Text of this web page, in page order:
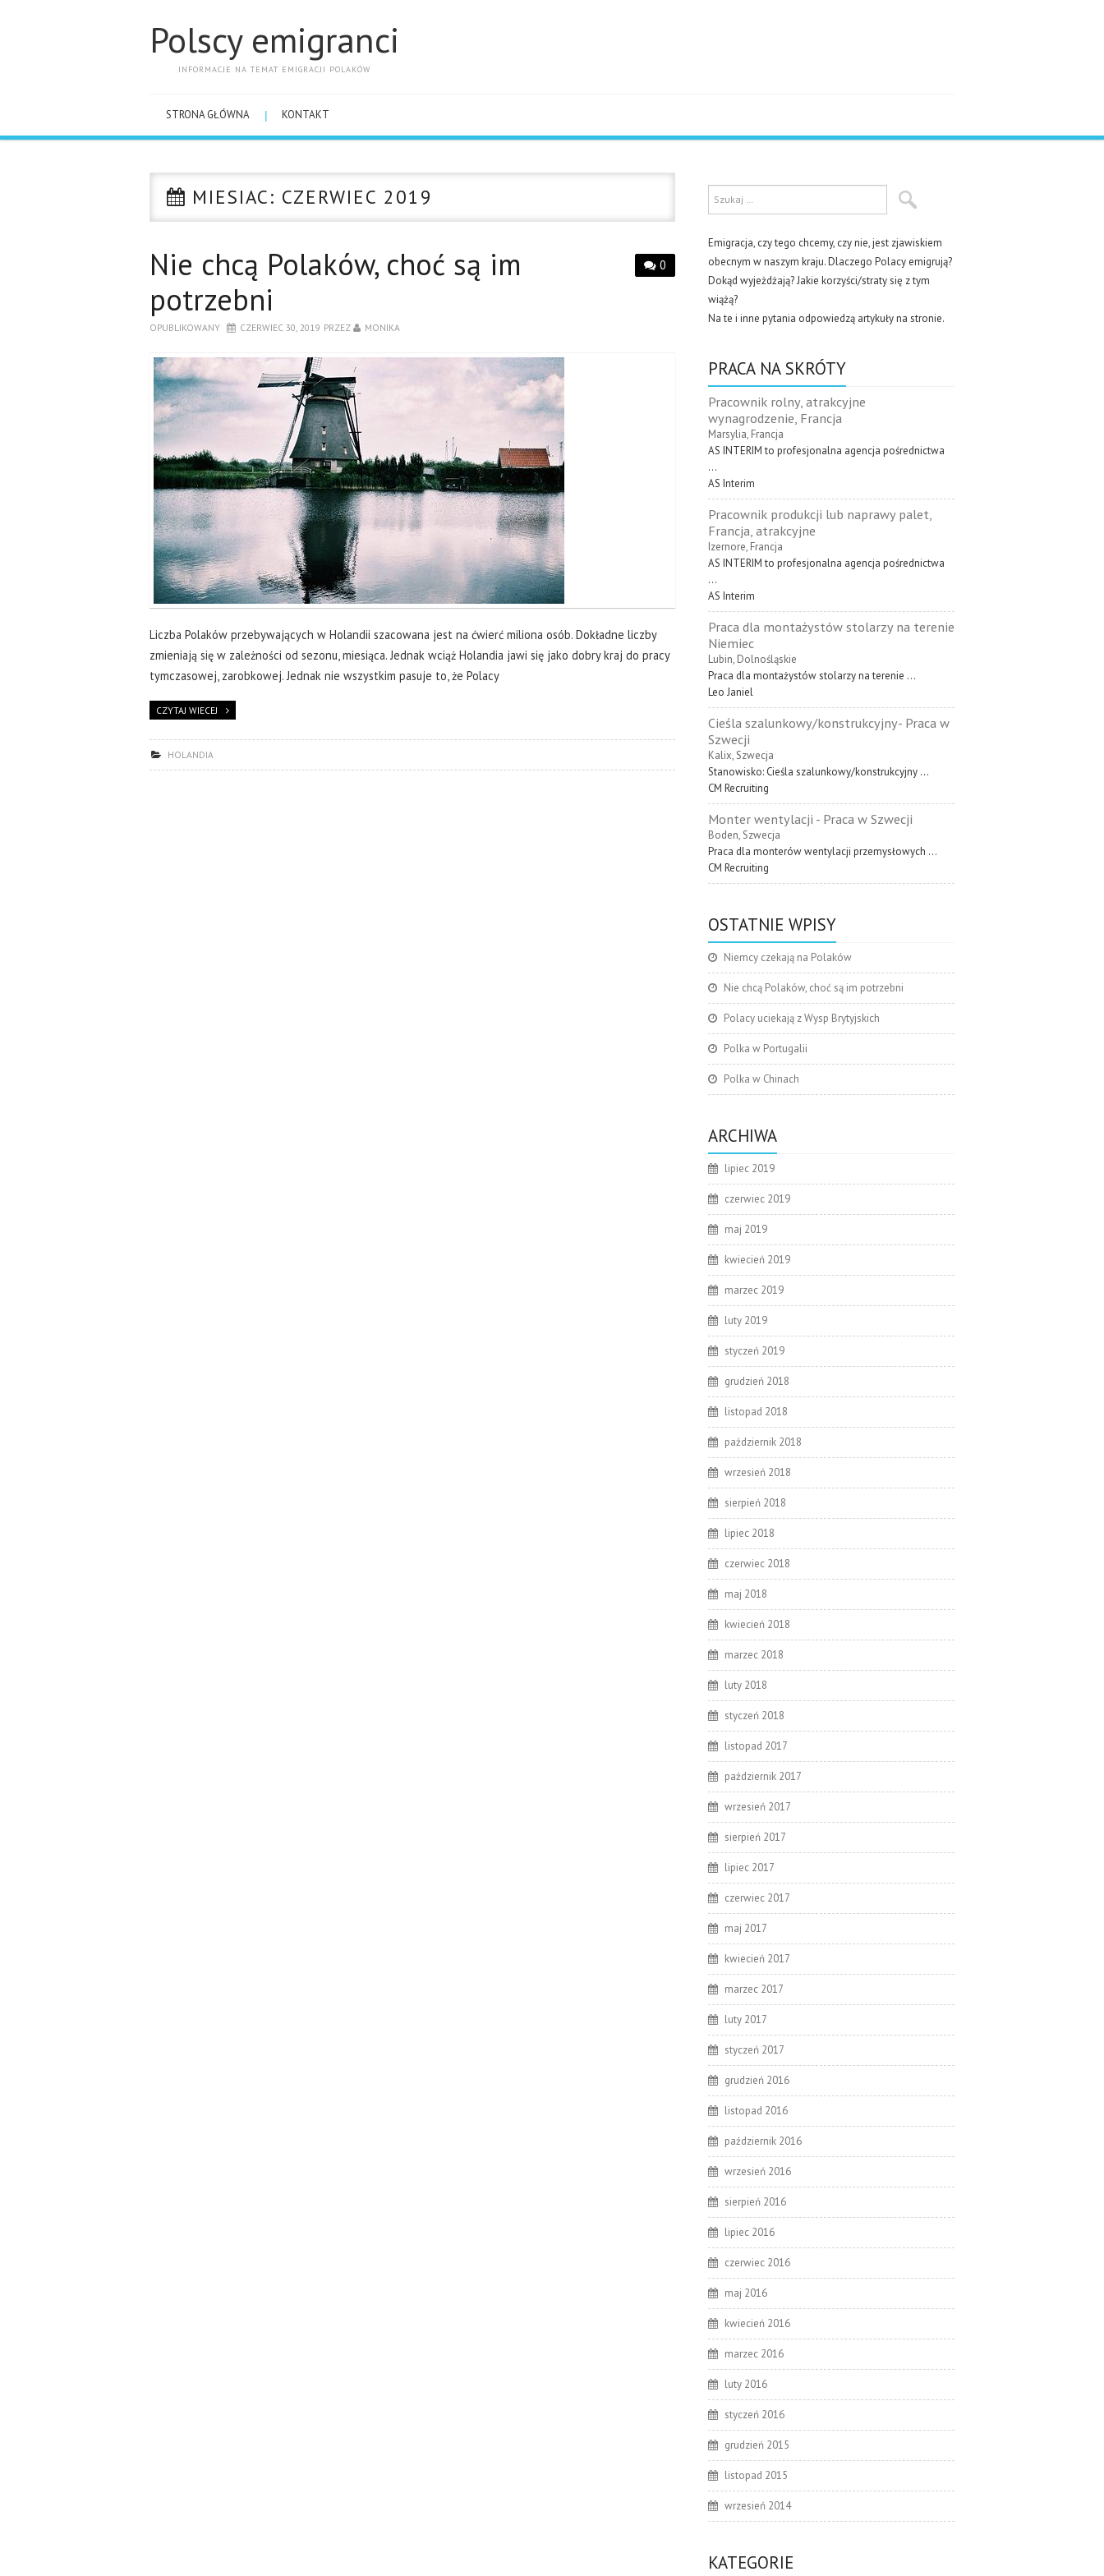
Polscy emigranci
INFORMACJE NA TEMAT EMIGRACJI POLAKÓW
STRONA GŁÓWNA KONTAKT
MIESIAC: CZERWIEC 2019
0
Nie chcą Polaków, choć są im
potrzebni
OPUBLIKOWANY CZERWIEC 30, 2019 PRZEZ MONIKA
Liczba Polaków przebywających w Holandii szacowana jest na ćwierć miliona osób. Dokładne liczby
zmieniają się w zależności od sezonu, miesiąca. Jednak wciąż Holandia jawi się jako dobry kraj do pracy
tymczasowej, zarobkowej. Jednak nie wszystkim pasuje to, że Polacy
CZYTAJ WIECEJ
HOLANDIA
Emigracja, czy tego chcemy, czy nie, jest zjawiskiem
obecnym w naszym kraju. Dlaczego Polacy emigrują?
Dokąd wyjeżdżają? Jakie korzyści/straty się z tym
wiążą?
Na te i inne pytania odpowiedzą artykuły na stronie.
PRACA NA SKRÓTY
Pracownik rolny, atrakcyjne
wynagrodzenie, Francja
Marsylia, Francja
AS INTERIM to profesjonalna agencja pośrednictwa
...
AS Interim
Pracownik produkcji lub naprawy palet,
Francja, atrakcyjne
Izernore, Francja
AS INTERIM to profesjonalna agencja pośrednictwa
...
AS Interim
Praca dla montażystów stolarzy na terenie
Niemiec
Lubin, Dolnośląskie
Praca dla montażystów stolarzy na terenie ...
Leo Janiel
Cieśla szalunkowy/konstrukcyjny- Praca w
Szwecji
Kalix, Szwecja
Stanowisko: Cieśla szalunkowy/konstrukcyjny ...
CM Recruiting
Monter wentylacji - Praca w Szwecji
Boden, Szwecja
Praca dla monterów wentylacji przemysłowych ...
CM Recruiting
OSTATNIE WPISY
Niemcy czekają na Polaków
Nie chcą Polaków, choć są im potrzebni
Polacy uciekają z Wysp Brytyjskich
Polka w Portugalii
Polka w Chinach
ARCHIWA
lipiec 2019
czerwiec 2019
maj 2019
kwiecień 2019
marzec 2019
luty 2019
styczeń 2019
grudzień 2018
listopad 2018
październik 2018
wrzesień 2018
sierpień 2018
lipiec 2018
czerwiec 2018
maj 2018
kwiecień 2018
marzec 2018
luty 2018
styczeń 2018
listopad 2017
październik 2017
wrzesień 2017
sierpień 2017
lipiec 2017
czerwiec 2017
maj 2017
kwiecień 2017
marzec 2017
luty 2017
styczeń 2017
grudzień 2016
listopad 2016
październik 2016
wrzesień 2016
sierpień 2016
lipiec 2016
czerwiec 2016
maj 2016
kwiecień 2016
marzec 2016
luty 2016
styczeń 2016
grudzień 2015
listopad 2015
wrzesień 2014
KATEGORIE